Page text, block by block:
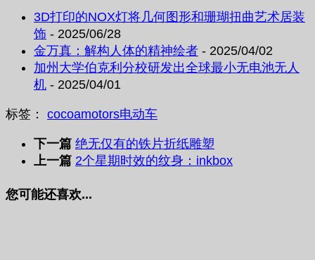
3D打印的NOX灯将几何图形和珊瑚扭曲艺术居装
饰 - 2025/06/28
金万真：解构人体的精神绘者 - 2025/04/02
加州大学伯克利分校研发出全球最小无电池无人
机 - 2025/04/01
标签： cocoamotors电动车
下一篇 绝无仅有的铁片折纸雕塑
上一篇 2个星期时效的纹身：inkbox
您可能还喜欢...